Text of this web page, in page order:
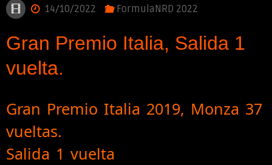
14/10/2022 FormulaNRD 2022
Gran Premio Italia, Salida 1
vuelta.
Gran Premio Italia 2019, Monza 37
vueltas.
Salida 1 vuelta